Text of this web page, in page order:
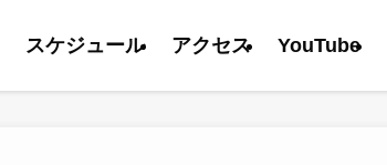
スケジュール アクセス YouTube